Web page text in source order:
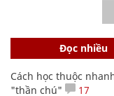
Đọc nhiều
Cách học thuộc
"thần chú"
17